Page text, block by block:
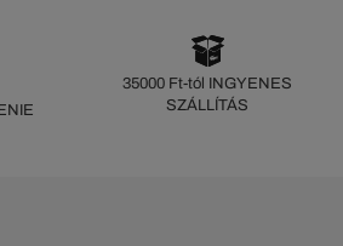
35000 Ft-tól INGYENES
SZÁLLÍTÁS